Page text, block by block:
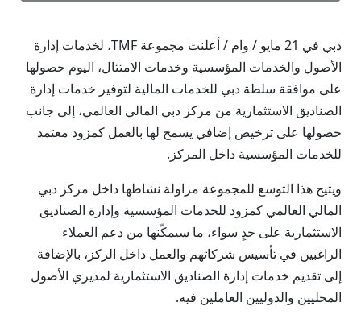
دبي في 21 مايو / وام / أعلنت مجموعة TMF، لخدمات إدارة
الأصول والخدمات المؤسسية وخدمات الامتثال، اليوم حصولها
على موافقة سلطة دبي للخدمات المالية لتوفير خدمات إدارة
الصناديق الاستثمارية من مركز دبي المالي العالمي، إلى جانب
حصولها على ترخيص إضافي يسمح لها بالعمل كمزود معتمد
للخدمات المؤسسية داخل المركز.
ويتيح هذا التوسع للمجموعة مزاولة نشاطها داخل مركز دبي
المالي العالمي كمزود للخدمات المؤسسية وإدارة الصناديق
الاستثمارية على حدٍ سواء، ما سيمكّنها من دعم العملاء
الراغبين في تأسيس شركاتهم والعمل داخل الركز، بالإضافة
إلى تقديم خدمات إدارة الصناديق الاستثمارية لمديري الأصول
المحليين والدوليين العاملين فيه.